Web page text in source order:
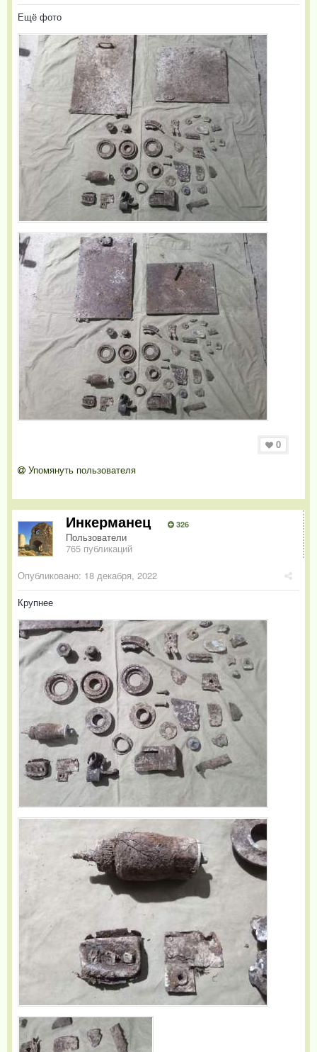
Ещё фото
0
Упомянуть пользователя
Инкерманец 326
Пользователи
765 публикаций
Опубликовано: 18 декабря, 2022
Крупнее